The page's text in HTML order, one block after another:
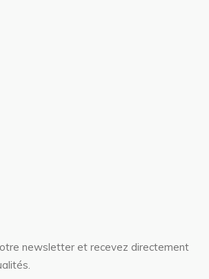
newsletter et recevez directement